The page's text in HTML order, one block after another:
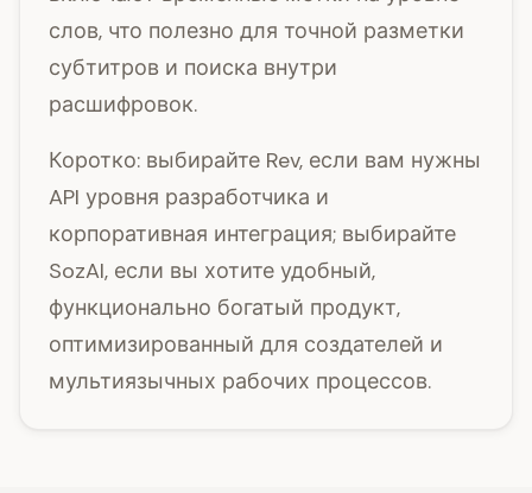
слов, что полезно для точной разметки
субтитров и поиска внутри
расшифровок.
Коротко: выбирайте Rev, если вам нужны
API уровня разработчика и
корпоративная интеграция; выбирайте
SozAI, если вы хотите удобный,
функционально богатый продукт,
оптимизированный для создателей и
мультиязычных рабочих процессов.